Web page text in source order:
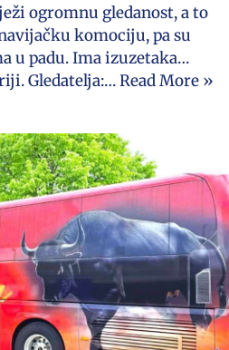
ogromnu gledanost, a to
komociju, pa su
u padu. Ima izuzetaka…
Gledatelja:…Read More »